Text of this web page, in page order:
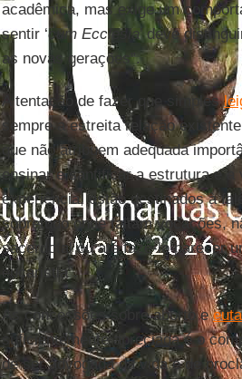
acadêmica, mas exige um
sentir ‘cum Ecclesia’ deve
as novas gerações”.
A tentação de fazer que simples
sempre a estreita relação
que não atribuem adequada
ensinar e santificar a estrutura e a
experiência, estão destinados à
sobretudo onde faltam vocações,
sacerdotal ou até fazê-lo parecer
eucaristia”.
As concessões sobre aborto e
suficientemente apreciada é o
de ser advogada da vida e de